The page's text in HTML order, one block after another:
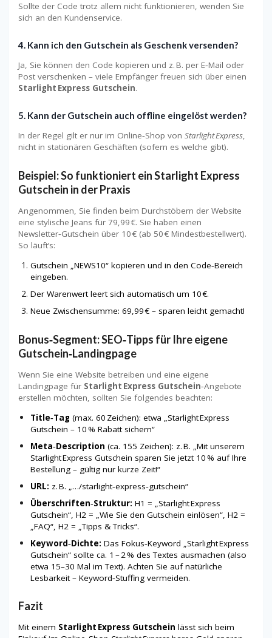
Sollte der Code trotz allem nicht funktionieren, wenden Sie
sich an den Kundenservice.
4. Kann ich den Gutschein als Geschenk versenden?
Ja, Sie können den Code kopieren und z. B. per E‑Mail oder
Post verschenken – viele Empfänger freuen sich über einen
Starlight Express Gutschein.
5. Kann der Gutschein auch offline eingelöst werden?
In der Regel gilt er nur im Online‑Shop von Starlight Express,
nicht in stationären Geschäften (sofern es welche gibt).
Beispiel: So funktioniert ein Starlight Express
Gutschein in der Praxis
Angenommen, Sie finden beim Durchstöbern der Website
eine stylische Jeans für 79,99 €. Sie haben einen
Newsletter‑Gutschein über 10 € (ab 50 € Mindestbestellwert).
So läuft’s:
Gutschein „NEWS10“ kopieren und in den Code‑Bereich
eingeben.
Der Warenwert leert sich automatisch um 10 €.
Neue Zwischensumme: 69,99 € – sparen leicht gemacht!
Bonus‑Segment: SEO‑Tipps für Ihre eigene
Gutschein‑Landingpage
Wenn Sie eine Website betreiben und eine eigene
Landingpage für Starlight Express Gutschein‑Angebote
erstellen möchten, sollten Sie folgendes beachten:
Title‑Tag (max. 60 Zeichen): etwa „Starlight Express
Gutschein – 10 % Rabatt sichern“
Meta‑Description (ca. 155 Zeichen): z. B. „Mit unserem
Starlight Express Gutschein sparen Sie jetzt 10 % auf Ihre
Bestellung – gültig nur kurze Zeit!“
URL: z. B. „…/starlight‑express‑gutschein“
Überschriften‑Struktur: H1 = „Starlight Express
Gutschein“, H2 = „Wie Sie den Gutschein einlösen“, H2 =
„FAQ“, H2 = „Tipps & Tricks“.
Keyword‑Dichte: Das Fokus‑Keyword „Starlight Express
Gutschein“ sollte ca. 1 – 2 % des Textes ausmachen (also
etwa 15–30 Mal im Text). Achten Sie auf natürliche
Lesbarkeit – Keyword‑Stuffing vermeiden.
Fazit
Mit einem Starlight Express Gutschein lässt sich beim